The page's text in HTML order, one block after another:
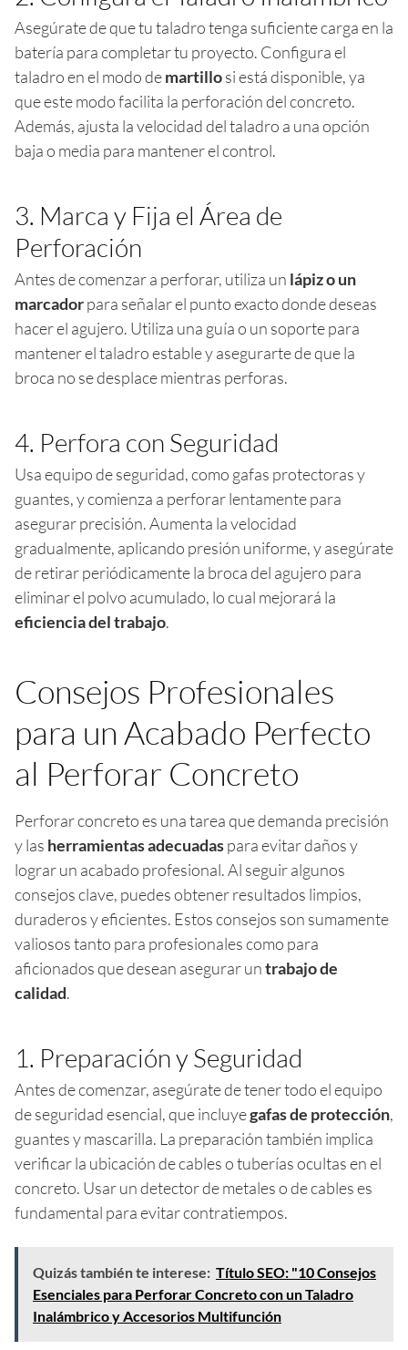
Asegúrate de que tu taladro tenga suficiente carga en la
batería para completar tu proyecto. Configura el
taladro en el modo demartillosi está disponible, ya
que este modo facilita la perforación del concreto.
Además, ajusta la velocidad del taladro a una opción
baja o media para mantener el control.
3. Marca y Fija el Área de
Perforación
Antes de comenzar a perforar, utiliza un lápiz o un
marcadorpara señalar el punto exacto donde deseas
hacer el agujero. Utiliza una guía o un soporte para
mantener el taladro estable y asegurarte de que la
broca no se desplace mientras perforas.
4. Perfora con Seguridad
Usa equipo de seguridad, como gafas protectoras y
guantes, y comienza a perforar lentamente para
asegurar precisión. Aumenta la velocidad
gradualmente, aplicando presión uniforme, y asegúrate
de retirar periódicamente la broca del agujero para
eliminar el polvo acumulado, lo cual mejorará la
eficiencia del trabajo.
Consejos Profesionales
para un Acabado Perfecto
al Perforar Concreto
Perforar concreto es una tarea que demanda precisión
y las herramientas adecuadaspara evitar daños y
lograr un acabado profesional. Al seguir algunos
consejos clave, puedes obtener resultados limpios,
duraderos y eficientes. Estos consejos son sumamente
valiosos tanto para profesionales como para
aficionados que desean asegurar untrabajo de
calidad.
1. Preparación y Seguridad
Antes de comenzar, asegúrate de tener todo el equipo
de seguridad esencial, que incluyegafas de protección,
guantes y mascarilla. La preparación también implica
verificar la ubicación de cables o tuberías ocultas en el
concreto. Usar un detector de metales o de cables es
fundamental para evitar contratiempos.
Quizás también te interese: Título SEO: "10 Consejos
Esenciales para Perforar Concreto con un Taladro
Inalámbrico y Accesorios Multifunción